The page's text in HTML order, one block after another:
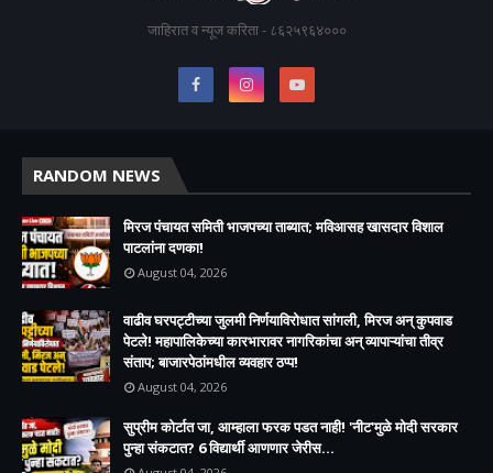
जाहिरात व न्यूज करिता - ८६२५९६४०००
RANDOM NEWS
मिरज पंचायत समिती भाजपच्या ताब्यात; मविआसह खासदार विशाल
पाटलांना दणका!
August 04, 2026
वाढीव घरपट्टीच्या जुलमी निर्णयाविरोधात सांगली, मिरज अन् कुपवाड
पेटले! महापालिकेच्या कारभारावर नागरिकांचा अन् व्यापाऱ्यांचा तीव्र
संताप; बाजारपेठांमधील व्यवहार ठप्प!​
August 04, 2026
सुप्रीम कोर्टात जा, आम्हाला फरक पडत नाही! 'नीट'मुळे मोदी सरकार
पुन्हा संकटात? 6 विद्यार्थी आणणार जेरीस...